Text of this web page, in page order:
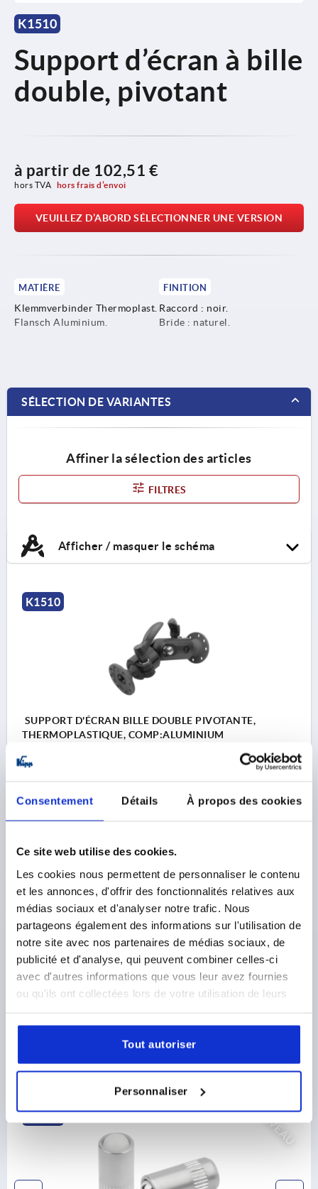
Consentement Détails À propos des cookies
Ce site web utilise des cookies.
Les cookies nous permettent de personnaliser le contenu
et les annonces, d'offrir des fonctionnalités relatives aux
médias sociaux et d'analyser notre trafic. Nous
partageons également des informations sur l'utilisation de
notre site avec nos partenaires de médias sociaux, de
publicité et d'analyse, qui peuvent combiner celles-ci
avec d'autres informations que vous leur avez fournies
ou qu'ils ont collectées lors de votre utilisation de leurs
Tout autoriser
Personnaliser
K1510
Support d’écran à bille
double, pivotant
à partir de 102,51 €
hors TVA hors frais d’envoi
VEUILLEZ D’ABORD SÉLECTIONNER UNE VERSION
MATIÈRE
Klemmverbinder Thermoplast.
Flansch Aluminium.
FINITION
Raccord : noir.
Bride : naturel.
SÉLECTION DE VARIANTES
Affiner la sélection des articles
FILTRES
Afficher / masquer le schéma
K1510
SUPPORT D'ÉCRAN BILLE DOUBLE PIVOTANTE,
THERMOPLASTIQUE, COMP:ALUMINIUM
MODÈLE 1=BILLE DOUBLE PIVOTANTE
102,51 €
DÉTAILS DU PRODUIT
CAD
TÉLÉCHARGEMENTS
Découvrez notre gamme de produits
NOUVEAU
K2396